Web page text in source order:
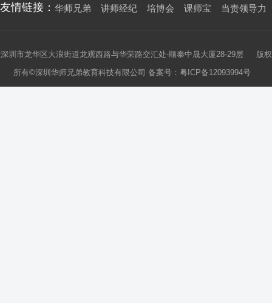
友情链接： 华师兄弟 讲师经纪 培博会 课师宝 当责领导力
深圳市龙华区大浪街道龙观西路与华荣路交汇处-顺泰中晟大厦28-29层 版权
所有©深圳华师兄弟教育科技有限公司 备案号： 粤ICP备12093994号